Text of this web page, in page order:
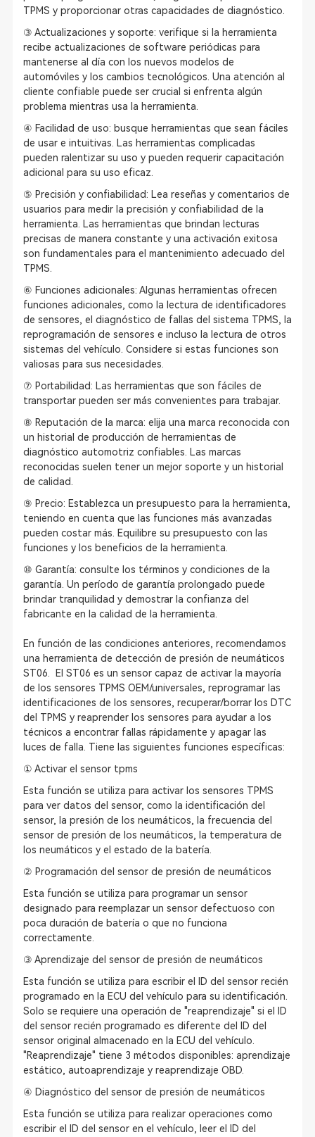
TPMS y proporcionar otras capacidades de diagnóstico.
③ Actualizaciones y soporte: verifique si la herramienta
recibe actualizaciones de software periódicas para
mantenerse al día con los nuevos modelos de
automóviles y los cambios tecnológicos. Una atención al
cliente confiable puede ser crucial si enfrenta algún
problema mientras usa la herramienta.
④ Facilidad de uso: busque herramientas que sean fáciles
de usar e intuitivas. Las herramientas complicadas
pueden ralentizar su uso y pueden requerir capacitación
adicional para su uso eficaz.
⑤ Precisión y confiabilidad: Lea reseñas y comentarios de
usuarios para medir la precisión y confiabilidad de la
herramienta. Las herramientas que brindan lecturas
precisas de manera constante y una activación exitosa
son fundamentales para el mantenimiento adecuado del
TPMS.
⑥ Funciones adicionales: Algunas herramientas ofrecen
funciones adicionales, como la lectura de identificadores
de sensores, el diagnóstico de fallas del sistema TPMS, la
reprogramación de sensores e incluso la lectura de otros
sistemas del vehículo. Considere si estas funciones son
valiosas para sus necesidades.
⑦ Portabilidad: Las herramientas que son fáciles de
transportar pueden ser más convenientes para trabajar.
⑧ Reputación de la marca: elija una marca reconocida con
un historial de producción de herramientas de
diagnóstico automotriz confiables. Las marcas
reconocidas suelen tener un mejor soporte y un historial
de calidad.
⑨ Precio: Establezca un presupuesto para la herramienta,
teniendo en cuenta que las funciones más avanzadas
pueden costar más. Equilibre su presupuesto con las
funciones y los beneficios de la herramienta.
⑩ Garantía: consulte los términos y condiciones de la
garantía. Un período de garantía prolongado puede
brindar tranquilidad y demostrar la confianza del
fabricante en la calidad de la herramienta.
En función de las condiciones anteriores, recomendamos
una herramienta de detección de presión de neumáticos
ST06. El ST06 es un sensor capaz de activar la mayoría
de los sensores TPMS OEM/universales, reprogramar las
identificaciones de los sensores, recuperar/borrar los DTC
del TPMS y reaprender los sensores para ayudar a los
técnicos a encontrar fallas rápidamente y apagar las
luces de falla. Tiene las siguientes funciones específicas:
① Activar el sensor tpms
Esta función se utiliza para activar los sensores TPMS
para ver datos del sensor, como la identificación del
sensor, la presión de los neumáticos, la frecuencia del
sensor de presión de los neumáticos, la temperatura de
los neumáticos y el estado de la batería.
② Programación del sensor de presión de neumáticos
Esta función se utiliza para programar un sensor
designado para reemplazar un sensor defectuoso con
poca duración de batería o que no funciona
correctamente.
③ Aprendizaje del sensor de presión de neumáticos
Esta función se utiliza para escribir el ID del sensor recién
programado en la ECU del vehículo para su identificación.
Solo se requiere una operación de "reaprendizaje" si el ID
del sensor recién programado es diferente del ID del
sensor original almacenado en la ECU del vehículo.
"Reaprendizaje" tiene 3 métodos disponibles: aprendizaje
estático, autoaprendizaje y reaprendizaje OBD.
④ Diagnóstico del sensor de presión de neumáticos
Esta función se utiliza para realizar operaciones como
escribir el ID del sensor en el vehículo, leer el ID del